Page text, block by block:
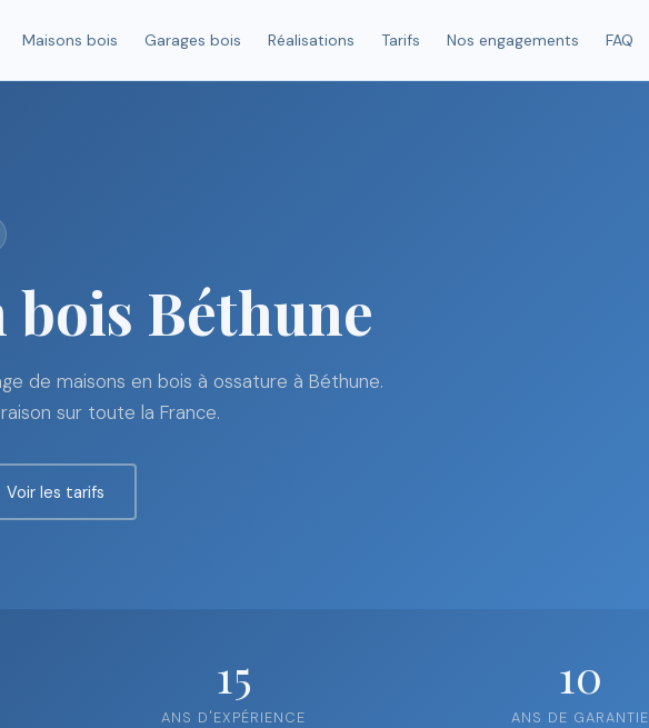
Maisons bois Garages bois Réalisations Tarifs Nos engagements FAQ
bois Béthune
de maisons en bois à ossature à Béthune.
sur toute la France.
Voir les tarifs
15
ANS D'EXPÉRIENCE
10
ANS DE GARANTIE